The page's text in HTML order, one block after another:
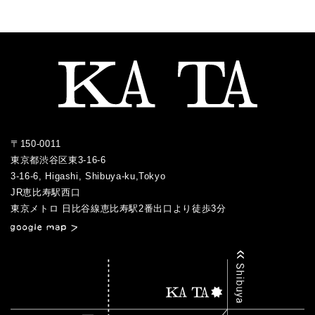
2021.02
2021.01
2020.01
2019.01
2018.06
2018.04
2018.03
2017.07
2017.06
2017.05
2017.04
2017.01
2016.04
2016.03
2016.02
2015.08
2015.07
〒150-0011
東京都渋谷区東3-16-6
3-16-6, Higashi, Shibuya-ku,Tokyo
JR恵比寿駅西口
／
東京メトロ 日比谷線恵比寿駅2番出口より徒歩3分